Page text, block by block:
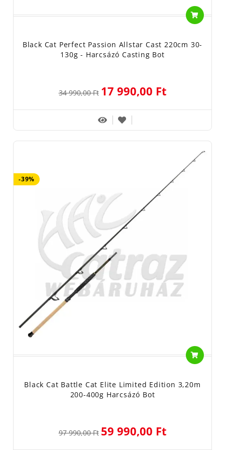
Black Cat Perfect Passion Allstar Cast 220cm 30-
130g - Harcsázó Casting Bot
34 990,00 Ft 17 990,00 Ft
-39%
Black Cat Battle Cat Elite Limited Edition 3,20m
200-400g Harcsázó Bot
97 990,00 Ft 59 990,00 Ft